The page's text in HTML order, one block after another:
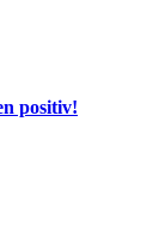
positiv!